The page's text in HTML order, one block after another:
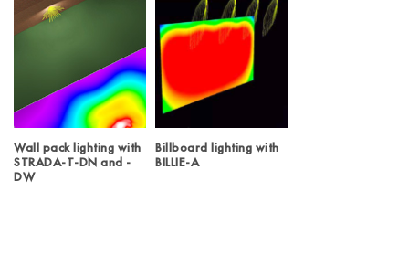
Wall pack lighting with
STRADA-T-DN and -
DW
Billboard lighting with
BILLIE-A